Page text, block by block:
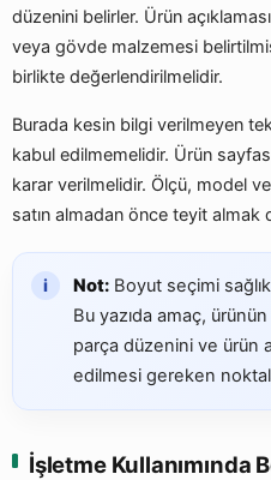
düzenini belirler. Ürün
veya gövde malzemesi
birlikte değerlendirilmelidir.
Burada kesin bilgi verilmeyen
kabul edilmemelidir. Ürün
karar verilmelidir. Ölçü, model
satın almadan önce teyit almak
Not: Boyut seçimi
Bu yazıda amaç,
parça düzenini ve ürün
edilmesi gereken
İşletme Kullanımında